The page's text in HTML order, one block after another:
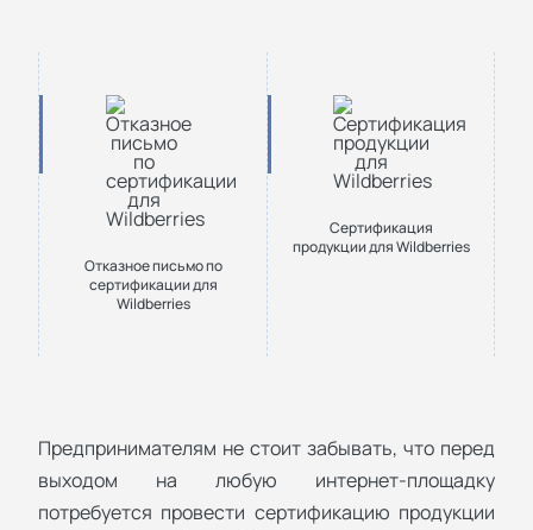
Отказное письмо по
сертификации для
Wildberries
Сертификация
продукции для Wildberries
Предпринимателям не стоит забывать, что перед
выходом на любую интернет-площадку
потребуется провести сертификацию продукции